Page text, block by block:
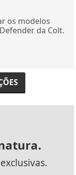
os modelos
da Colt.